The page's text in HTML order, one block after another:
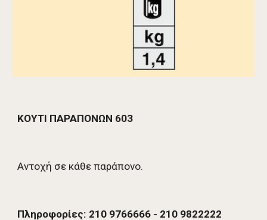
ΚΟΥΤΙ ΠΑΡΑΠΟΝΩΝ 603
Αντοχή σε κάθε παράπονο.
Πληροφορίες: 210 9766666 - 210 9822222